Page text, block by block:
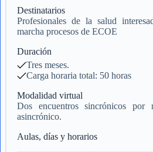
Destinatarios
Profesionales de la salud
marcha procesos de ECOE
Duración
Tres meses.
Carga horaria total: 50 horas
Modalidad virtual
Dos encuentros sincrónicos
asincrónico.
Aulas, días y horarios